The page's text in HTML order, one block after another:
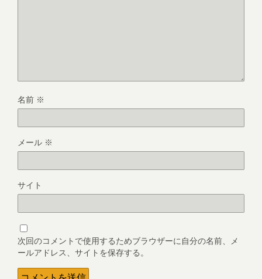
名前 ※
メール ※
サイト
次回のコメントで使用するためブラウザーに自分の名前、メ
ールアドレス、サイトを保存する。